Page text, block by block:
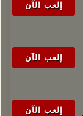
إلعب الآن
إلعب الآن
إلعب الآن